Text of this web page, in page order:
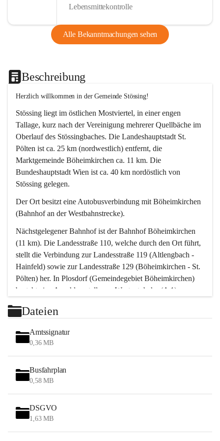
Lebensmittekontrolle
Alle Bekanntmachungen sehen
Beschreibung
Herzlich willkommen in der Gemeinde Stössing!
Stössing liegt im östlichen Mostviertel, in einer engen
Tallage, kurz nach der Vereinigung mehrerer Quellbäche im
Oberlauf des Stössingbaches. Die Landeshauptstadt St.
Pölten ist ca. 25 km (nordwestlich) entfernt, die
Marktgemeinde Böheimkirchen ca. 11 km. Die
Bundeshauptstadt Wien ist ca. 40 km nordöstlich von
Stössing gelegen.
Der Ort besitzt eine Autobusverbindung mit Böheimkirchen
(Bahnhof an der Westbahnstrecke).
Nächstgelegener Bahnhof ist der Bahnhof Böheimkirchen
(11 km). Die Landesstraße 110, welche durch den Ort führt,
stellt die Verbindung zur Landesstraße 119 (Altlengbach -
Hainfeld) sowie zur Landesstraße 129 (Böheimkirchen - St.
Pölten) her. In Plosdorf (Gemeindegebiet Böheimkirchen)
besteht eine Anschlussstelle zur Westautobahn (A 1).
Wien erreicht man in ca. 45 Minuten.
Stössing zählt noch zum Naherholungsraum Wien sowie
zum Naherholungsraum St. Pölten. Viele Bauernhöfe hatten
„ihre Wiener“. Seit 1960 bauten viele Wiener
Wochenendhäuser im Gemeindegebiet. Wegen des
waldreichen Jagdgebietes haben viele Jagdpächter ihre
Das Wandern ist aus touristischer Sicht die bedeutendste
Tätigkeit. Das hügelige Gebiet mit Wanderwegen durch
Wiesen, Wälder und Obstkulturen lädt dazu ein. Gefördert
Dateien
Amtssignatur
0,36 MB
Busfahrplan
0,58 MB
DSGVO
1,63 MB